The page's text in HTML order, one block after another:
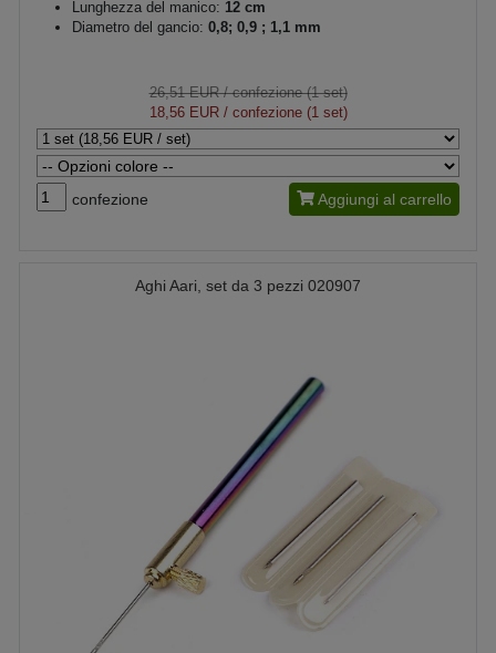
Lunghezza del manico: 12 cm
Diametro del gancio: 0,8; 0,9 ; 1,1 mm
26,51 EUR/ confezione (1 set)
18,56 EUR/ confezione (1 set)
confezione Aggiungi al carrello
Aghi Aari, set da 3 pezzi 020907